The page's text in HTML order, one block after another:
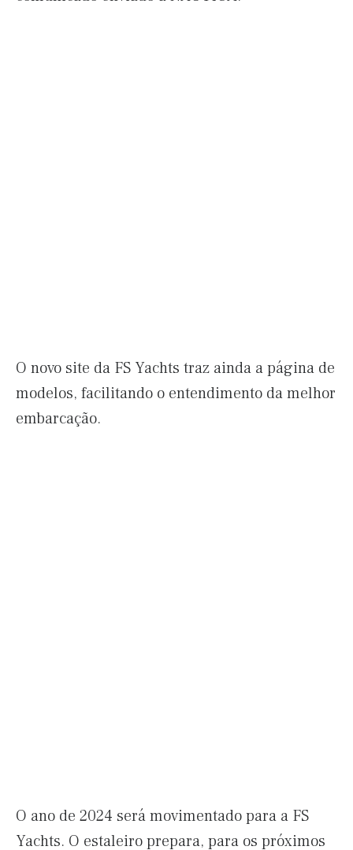
O novo site da FS Yachts traz ainda a página de
modelos, facilitando o entendimento da melhor
embarcação.
O ano de 2024 será movimentado para a FS
Yachts. O estaleiro prepara, para os próximos